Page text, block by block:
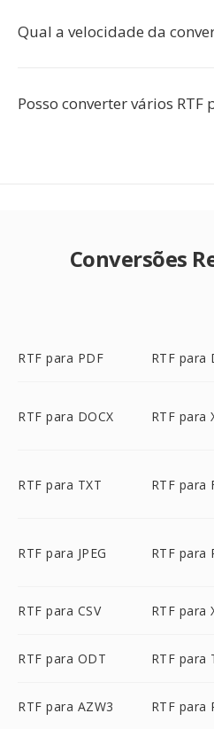
Qual a velocidade da
Posso converter vários RTF
Conversões
RTF para PDF RTF para
RTF para DOCX RTF para
RTF para TXT RTF para
RTF para JPEG RTF para
RTF para CSV RTF para
RTF para ODT RTF para
RTF para AZW3 RTF para